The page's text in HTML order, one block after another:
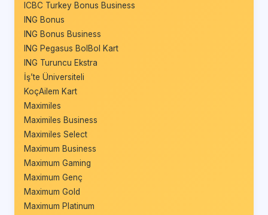
ICBC Turkey Bonus Business
ING Bonus
ING Bonus Business
ING Pegasus BolBol Kart
ING Turuncu Ekstra
İş’te Üniversiteli
KoçAilem Kart
Maximiles
Maximiles Business
Maximiles Select
Maximum Business
Maximum Gaming
Maximum Genç
Maximum Gold
Maximum Platinum